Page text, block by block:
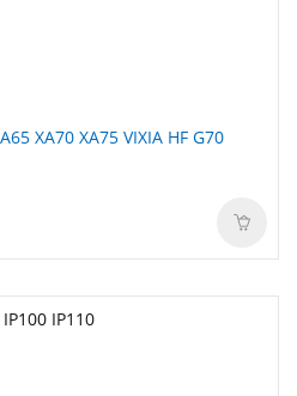
XA70 XA75 VIXIA HF G70